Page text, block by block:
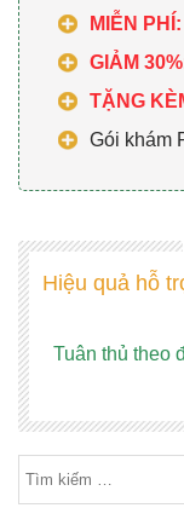
MIỄN PHÍ:
GIẢM
TẶNG
Gói khám
Hiệu quả hỗ
Tuân thủ theo